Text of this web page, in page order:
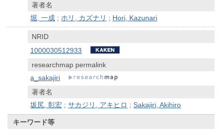
著者名
堀, 一成 ; ホリ, カズナリ ; Hori, Kazunari
NRID
1000030512933
researchmap permalink
a_sakajiri
著者名
坂尻, 彰宏 ;サカジリ, アキヒロ ;Sakajiri, Akihiro
キーワード等